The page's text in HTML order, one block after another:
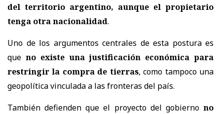
del territorio argentino, aunque el propietario
tenga otra nacionalidad.
Uno de los argumentos centrales de esta postura es
que no existe una justificación económica para
restringir la compra de tierras, como tampoco una
geopolítica vinculada a las fronteras del país.
También defienden que el proyecto del gobierno no